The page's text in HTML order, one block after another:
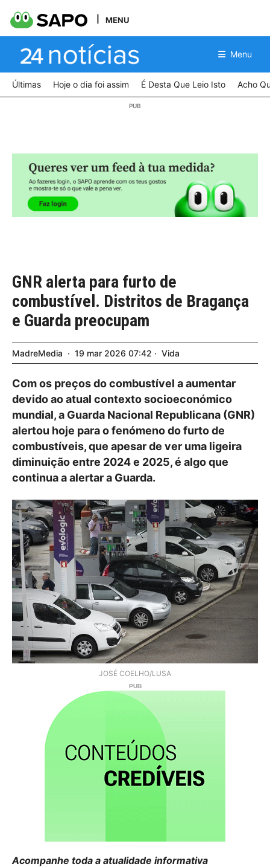
MENU
Menu
Últimas Hoje o dia foi assim É Desta Que Leio Isto Acho
GNR alerta para furto de
combustível. Distritos de Bragança
e Guarda preocupam
MadreMedia 19 mar 2026 07:42 Vida
Com os preços do combustível a aumentar
devido ao atual contexto socioeconómico
mundial, a Guarda Nacional Republicana (GNR)
alertou hoje para o fenómeno do furto de
combustíveis, que apesar de ver uma ligeira
diminuição entre 2024 e 2025, é algo que
continua a alertar a Guarda.
JOSÉ COELHO/LUSA
Acompanhe toda a atualidade informativa